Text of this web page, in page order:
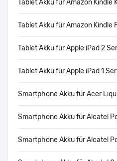
Tablet Akku für Amazon Kindle
Tablet Akku für Amazon Kindle
Tablet Akku für Apple iPad 2
Tablet Akku für Apple iPad 1
Smartphone Akku für Acer
Smartphone Akku für Alcatel
Smartphone Akku für Alcatel